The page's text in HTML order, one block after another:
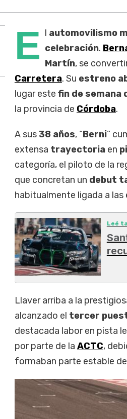
E l automovilismo
celebración.
Martín, se
Carretera. Su estreno
lugar este fin de semana
la provincia de Córdoba.
A sus38 años, “Berni”
extensa trayectoriaen
categoría, el piloto de la
que concretan un debut
habitualmente ligada a las
Leé
Llaver arriba a la
alcanzado el tercer
destacada labor en pista
por parte de la ACTC,
formaban parte estable